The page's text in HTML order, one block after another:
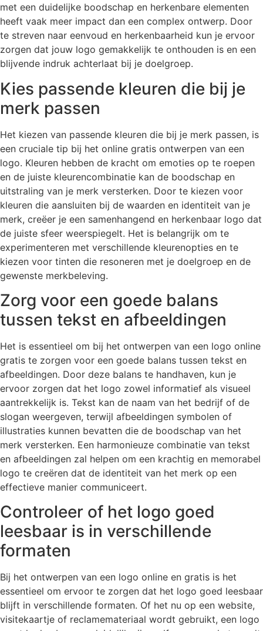
met een duidelijke boodschap en herkenbare elementen
heeft vaak meer impact dan een complex ontwerp. Door
te streven naar eenvoud en herkenbaarheid kun je ervoor
zorgen dat jouw logo gemakkelijk te onthouden is en een
blijvende indruk achterlaat bij je doelgroep.
Kies passende kleuren die bij je
merk passen
Het kiezen van passende kleuren die bij je merk passen, is
een cruciale tip bij het online gratis ontwerpen van een
logo. Kleuren hebben de kracht om emoties op te roepen
en de juiste kleurencombinatie kan de boodschap en
uitstraling van je merk versterken. Door te kiezen voor
kleuren die aansluiten bij de waarden en identiteit van je
merk, creëer je een samenhangend en herkenbaar logo dat
de juiste sfeer weerspiegelt. Het is belangrijk om te
experimenteren met verschillende kleurenopties en te
kiezen voor tinten die resoneren met je doelgroep en de
gewenste merkbeleving.
Zorg voor een goede balans
tussen tekst en afbeeldingen
Het is essentieel om bij het ontwerpen van een logo online
gratis te zorgen voor een goede balans tussen tekst en
afbeeldingen. Door deze balans te handhaven, kun je
ervoor zorgen dat het logo zowel informatief als visueel
aantrekkelijk is. Tekst kan de naam van het bedrijf of de
slogan weergeven, terwijl afbeeldingen symbolen of
illustraties kunnen bevatten die de boodschap van het
merk versterken. Een harmonieuze combinatie van tekst
en afbeeldingen zal helpen om een krachtig en memorabel
logo te creëren dat de identiteit van het merk op een
effectieve manier communiceert.
Controleer of het logo goed
leesbaar is in verschillende
formaten
Bij het ontwerpen van een logo online en gratis is het
essentieel om ervoor te zorgen dat het logo goed leesbaar
blijft in verschillende formaten. Of het nu op een website,
visitekaartje of reclamemateriaal wordt gebruikt, een logo